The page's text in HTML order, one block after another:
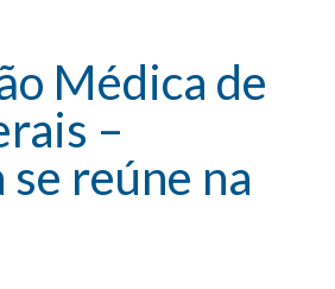
Médica de
–
reúne na